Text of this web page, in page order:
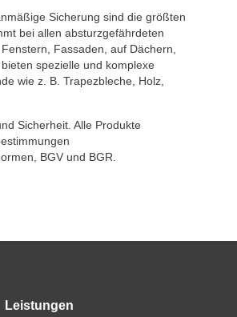
Sicherung sind die größten
bei allen absturzgefährdeten
Fassaden, auf Dächern,
spezielle und komplexe
wie z. B. Trapezbleche, Holz,
Sicherheit. Alle Produkte
BGV und BGR.
Leistungen